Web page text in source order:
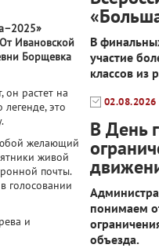
Ивановской
Борщевка
он растет на
это
желающий
живой
почты.
голосовании
и
В
участие
классов из
02.08.2026
В День
понимаем
объезда.